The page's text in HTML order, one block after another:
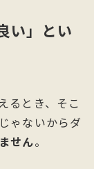
い」とい
るとき、そこ
ゃないからダ
せん。